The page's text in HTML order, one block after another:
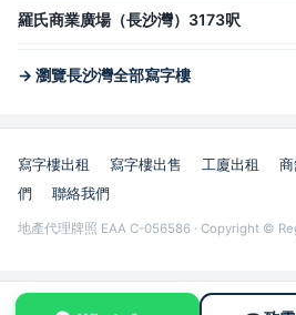
羅氏商業廣場（長沙灣）3173呎
→ 瀏覽長沙灣全部寫字樓
寫字樓出租 寫字樓出售 工廈出租
們
聯絡我們
地產代理牌照 EAA C-056586 · Copyright ©